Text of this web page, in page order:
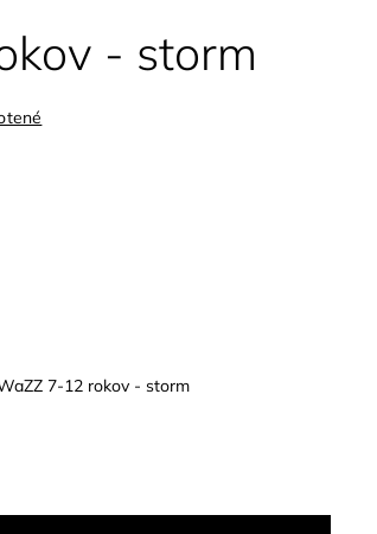
- storm
7-12 rokov - storm